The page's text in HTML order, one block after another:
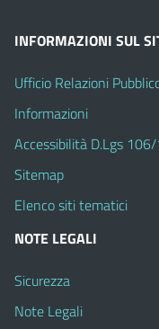
INFORMAZIONI SUL
Ufficio Relazioni
Informazioni
Accessibilità D.Lgs
Sitemap
Elenco siti tematici
NOTE LEGALI
Sicurezza
Note Legali